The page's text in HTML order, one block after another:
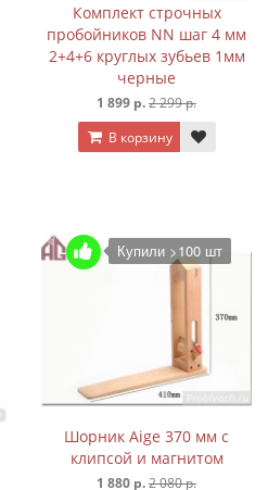
Комплект строчных
пробойников NN шаг 4 мм
2+4+6 круглых зубьев 1мм
черные
1 899 р.2 299 р.
В корзину
Купили >100 шт
Шорник Aige 370 мм с
клипсой и магнитом
1 880 р.2 080 р.